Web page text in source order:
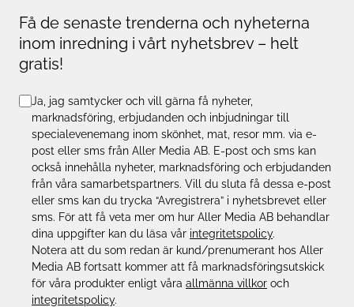
Få de senaste trenderna och nyheterna
inom inredning i vårt nyhetsbrev – helt
gratis!
Ja, jag samtycker och vill gärna få nyheter,
marknadsföring, erbjudanden och inbjudningar till
specialevenemang inom skönhet, mat, resor mm. via e-
post eller sms från Aller Media AB. E-post och sms kan
också innehålla nyheter, marknadsföring och erbjudanden
från våra samarbetspartners. Vill du sluta få dessa e-post
eller sms kan du trycka “Avregistrera” i nyhetsbrevet eller
sms. För att få veta mer om hur Aller Media AB behandlar
dina uppgifter kan du läsa vår integritetspolicy.
Notera att du som redan är kund/prenumerant hos Aller
Media AB fortsatt kommer att få marknadsföringsutskick
för våra produkter enligt våra allmänna villkor och
integritetspolicy.